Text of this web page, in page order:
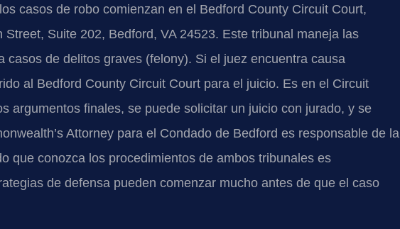
casos de robo comienzan en el Bedford County Circuit Court,
Street, Suite 202, Bedford, VA 24523. Este tribunal maneja las
casos de delitos graves (felony). Si el juez encuentra causa
al Bedford County Circuit Court para el juicio. Es en el Circuit
argumentos finales, se puede solicitar un juicio con jurado, y se
Attorney para el Condado de Bedford es responsable de la
que conozca los procedimientos de ambos tribunales es
de defensa pueden comenzar mucho antes de que el caso